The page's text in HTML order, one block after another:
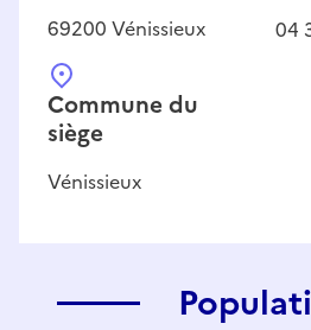
69200 Vénissieux
Commune du
siège
Vénissieux
04